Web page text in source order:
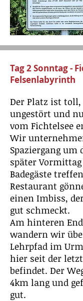
Der Platz ist
ungestört und
vom Fichtelsee
Wir
Spaziergang um
später
Badegäste
Restaurant
einen Imbiss,
gut schmeckt.
Am hinteren
wandern wir
Lehrpfad im
hier seit der
befindet. Der
4km lang und
gut.
Tag 2 Sonntag -
Felsenlabyrinth